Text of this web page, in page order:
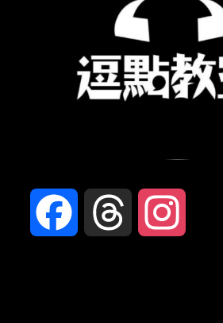
Facebook Threads